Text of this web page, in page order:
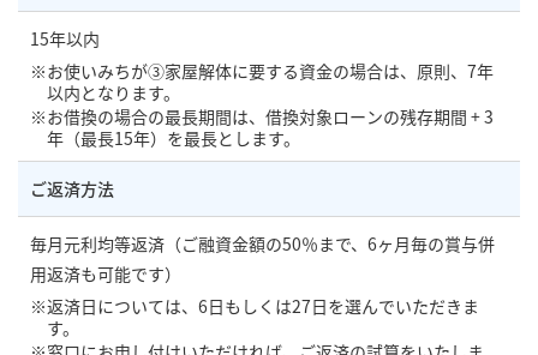
15年以内
お使いみちが③家屋解体に要する資金の場合は、原則、7年
以内となります。
お借換の場合の最長期間は、借換対象ローンの残存期間 + 3
年（最長15年）を最長とします。
ご返済方法
毎月元利均等返済（ご融資金額の50％まで、6ヶ月毎の賞与併
用返済も可能です）
返済日については、6日もしくは27日を選んでいただきま
す。